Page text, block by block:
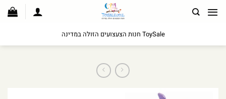
לתוכן
ToySale חנות הצעצועים הזולה במדינה